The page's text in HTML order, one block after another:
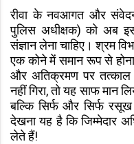
रीवा के नवआगत और
पुलिस अधीक्षक) को अब
संज्ञान लेना चाहिए। श्रम
एक कोने में समान रूप से
और अतिक्रमण पर तत्काल
नहीं गिरा, तो यह साफ मान
बल्कि सिर्फ और सिर्फ
देखना यह है कि जिम्मेदार
लेते हैं!